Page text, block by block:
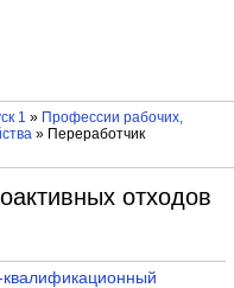
1 » Профессии рабочих,
» Переработчик
отходов